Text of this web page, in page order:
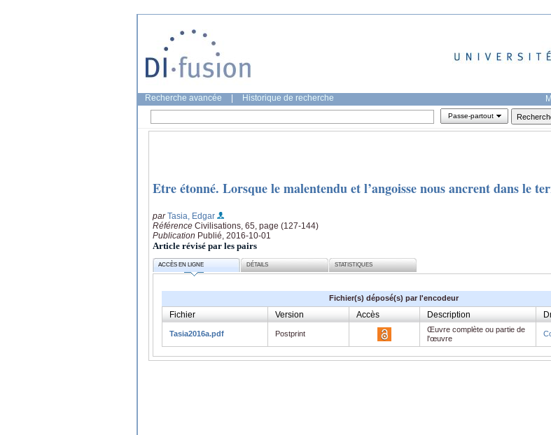
Recherche avancée Historique de recherche
Passe-partout
Etre étonné. Lorsque le malentendu et l’angoisse nous ancrent dans le
parTasia, Edgar
Référence Civilisations, 65, page (127-144)
Publication Publié, 2016-10-01
Article révisé par les pairs
ACCÈS EN LIGNE DÉTAILS STATISTIQUES
Fichier(s) déposé(s) par l'encodeur
Fichier Version Accès Description
Tasia2016a.pdf Postprint
Œuvre complète ou partie de
l'œuvre